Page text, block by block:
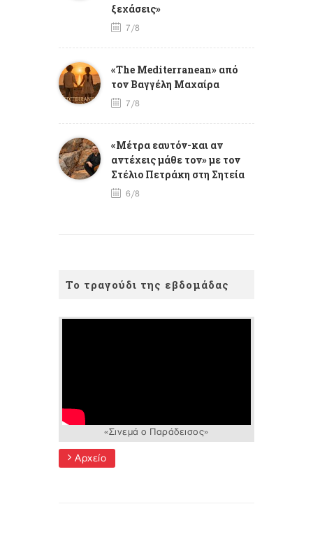
ξεχάσεις»
7/8
«The Mediterranean» από
τον Βαγγέλη Μαχαίρα
7/8
«Μέτρα εαυτόν-και αν
αντέχεις μάθε τον» με τον
Στέλιο Πετράκη στη Σητεία
6/8
Το τραγούδι της εβδομάδας
«Σινεμά ο Παράδεισος»
Αρχείο